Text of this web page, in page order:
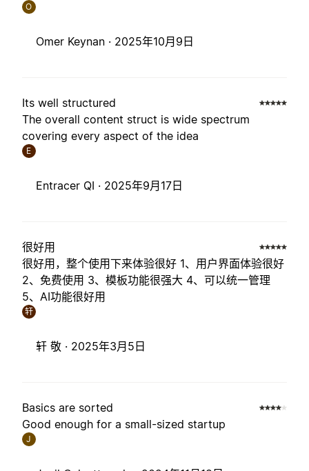
O
Omer Keynan · 2025年10月9日
Its well structured
The overall content struct is wide spectrum
covering every aspect of the idea
E
Entracer QI · 2025年9月17日
很好用
很好用，整个使用下来体验很好 1、用户界面体验很好
2、免费使用 3、模板功能很强大 4、可以统一管理
5、AI功能很好用
轩
轩 敬 · 2025年3月5日
Basics are sorted
Good enough for a small-sized startup
J